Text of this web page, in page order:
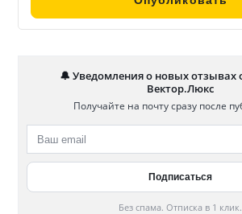
🔔 Уведомления о новых отзывах
Вектор.Люкс
Получайте на почту сразу после
Без спама. Отписка в 1 клик.